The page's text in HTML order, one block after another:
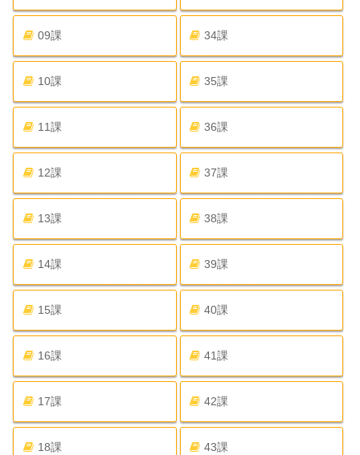
09課 34課
10課 35課
11課 36課
12課 37課
13課 38課
14課 39課
15課 40課
16課 41課
17課 42課
18課 43課